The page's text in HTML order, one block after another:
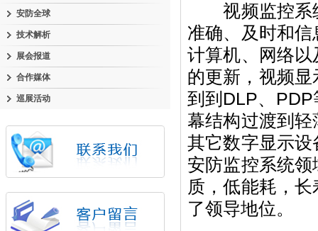
安防全球
技术解析
展会报道
合作媒体
巡展活动
视频监控系统
准确、及时和
计算机、网络
的更新，视频
到到DLP、
幕结构过渡到
其它数字显示
安防监控系统
质，低能耗，
了领导地位。